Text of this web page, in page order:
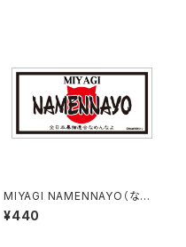
MIYAGI NAMENNAYO（なめ
ねこ）ご当地ステッカー B-5
¥440